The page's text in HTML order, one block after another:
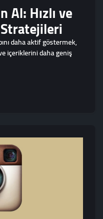
Al: Hızlı ve
daha aktif göstermek,
içeriklerini daha geniş